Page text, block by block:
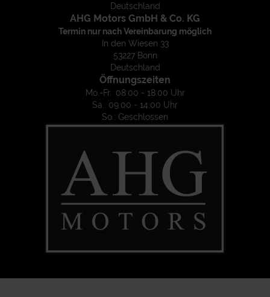
Deutschland
AHG Motors GmbH & Co. KG
Termin nur nach Vereinbarung möglich
In den Wiesen 33
53227 Bonn
Deutschland
Öffnungszeiten
Mo.-Fr.: 08:00 - 18:00 Uhr
Sa.: 09:00 - 14:00 Uhr
So.: Geschlossen